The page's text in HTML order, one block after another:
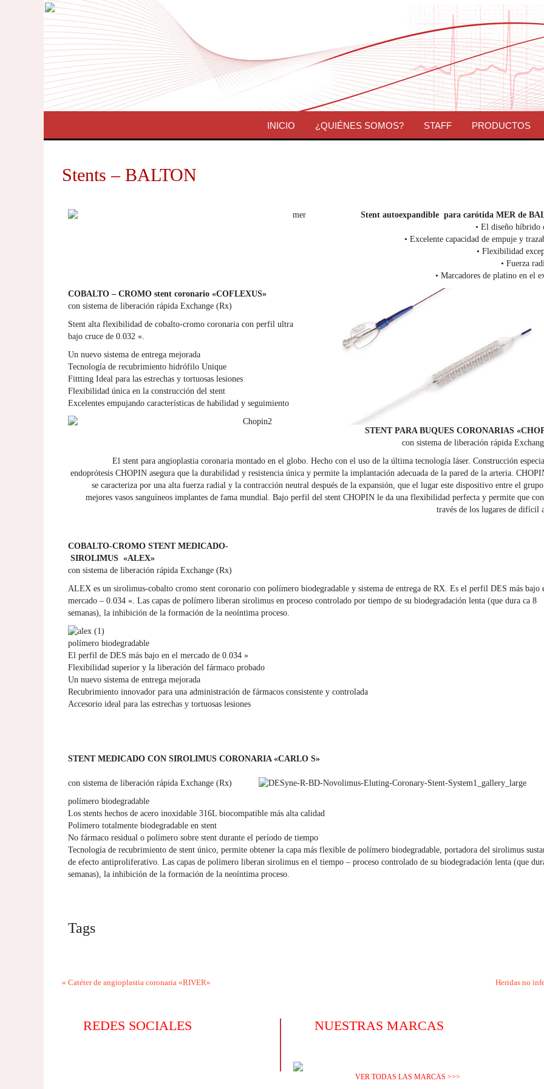
INICIO ¿QUIÉNES SOMOS? STAFF PRODUCTOS
Stents – BALTON
Stent autoexpandible para carótida MER de
• El diseño híbrido
• Excelente capacidad de empuje y
• Flexibilidad
• Fuerza
• Marcadores de platino en el
COBALTO – CROMO stent coronario «COFLEXUS»
con sistema de liberación rápida Exchange (Rx)
Stent alta flexibilidad de cobalto-cromo coronaria con perfil ultra
bajo cruce de 0.032 «.
Un nuevo sistema de entrega mejorada
Tecnología de recubrimiento hidrófilo Unique
Fittting Ideal para las estrechas y tortuosas lesiones
Flexibilidad única en la construcción del stent
Excelentes empujando características de habilidad y seguimiento
STENT PARA BUQUES CORONARIAS
con sistema de liberación rápida
El stent para angioplastia coronaria montado en el globo. Hecho con el uso de la última tecnología láser. Construcción
endoprótesis CHOPIN asegura que la durabilidad y resistencia única y permite la implantación adecuada de la pared de la arteria.
se caracteriza por una alta fuerza radial y la contracción neutral después de la expansión, que el lugar este dispositivo entre el
mejores vasos sanguíneos implantes de fama mundial. Bajo perfil del stent CHOPIN le da una flexibilidad perfecta y permite que
través de los lugares de difícil
COBALTO-CROMO STENT MEDICADO-
SIROLIMUS «ALEX»
con sistema de liberación rápida Exchange (Rx)
ALEX es un sirolimus-cobalto cromo stent coronario con polímero biodegradable y sistema de entrega de RX. Es el perfil DES más bajo
mercado – 0.034 «. Las capas de polímero liberan sirolimus en proceso controlado por tiempo de su biodegradación lenta (que dura ca 8
semanas), la inhibición de la formación de la neoíntima proceso.
polímero biodegradable
El perfil de DES más bajo en el mercado de 0.034 »
Flexibilidad superior y la liberación del fármaco probado
Un nuevo sistema de entrega mejorada
Recubrimiento innovador para una administración de fármacos consistente y controlada
Accesorio ideal para las estrechas y tortuosas lesiones
STENT MEDICADO CON SIROLIMUS CORONARIA «CARLO S»
con sistema de liberación rápida Exchange (Rx)
polímero biodegradable
Los stents hechos de acero inoxidable 316L biocompatible más alta calidad
Polímero totalmente biodegradable en stent
No fármaco residual o polímero sobre stent durante el período de tiempo
Tecnología de recubrimiento de stent único, permite obtener la capa más flexible de polímero biodegradable, portadora del sirolimus
de efecto antiproliferativo. Las capas de polímero liberan sirolimus en el tiempo – proceso controlado de su biodegradación lenta (que
semanas), la inhibición de la formación de la neoíntima proceso.
Tags
« Catéter de angioplastia coronaria «RIVER» Heridas no
REDES SOCIALES NUESTRAS MARCAS
VER TODAS LAS MARCAS >>>